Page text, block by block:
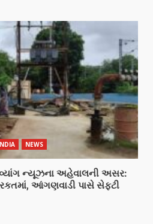
NEWS
ન્યૂઝના અહેવાલની અસર:
આંગણવાડી પાસે સેફ્ટી